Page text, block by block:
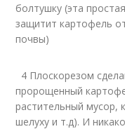
болтушку (эта
защитит картофель
почвы)
4 Плоскорезом
пророщенный
растительный мусор,
шелуху и т.д). И